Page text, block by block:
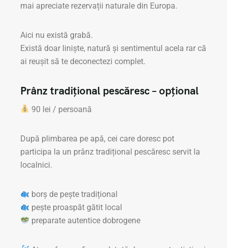
mai apreciate rezervații naturale din Europa.
Aici nu există grabă.
Există doar liniște, natură și sentimentul acela rar că
ai reușit să te deconectezi complet.
Prânz tradițional pescăresc – opțional
90 lei / persoană
După plimbarea pe apă, cei care doresc pot
participa la un prânz tradițional pescăresc servit la
localnici.
borș de pește tradițional
pește proaspăt gătit local
preparate autentice dobrogene